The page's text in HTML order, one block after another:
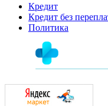
Кредит
Кредит без
Политика